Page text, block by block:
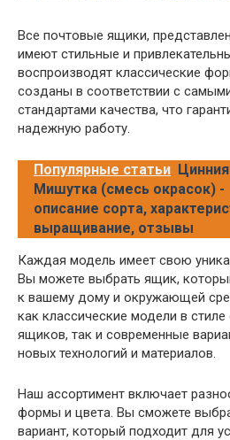
Все почтовые ящики,
имеют стильные и
воспроизводят классические
созданы в соответствии с
стандартами качества, что
надежную работу.
Популярные статьи Цинния
Мишутка (смесь окрасок) -
описание сорта,
выращивание, отзывы
Каждая модель имеет свою
Вы можете выбрать ящик,
к вашему дому и окружающей
как классические модели в
ящиков, так и современные
новых технологий и материалов.
Наш ассортимент включает
формы и цвета. Вы сможете
вариант, который подходит для